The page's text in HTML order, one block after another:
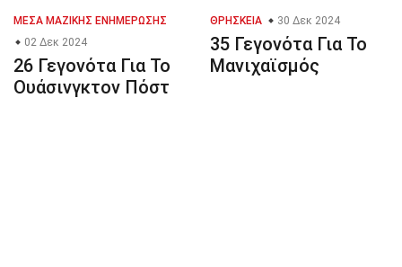
ΜΈΣΑ ΜΑΖΙΚΉΣ ΕΝΗΜΈΡΩΣΗΣ
02 Δεκ 2024
26 Γεγονότα Για Το
Ουάσινγκτον Πόστ
ΘΡΗΣΚΕΊΑ 30 Δεκ 2024
35 Γεγονότα Για Το
Μανιχαϊσμός